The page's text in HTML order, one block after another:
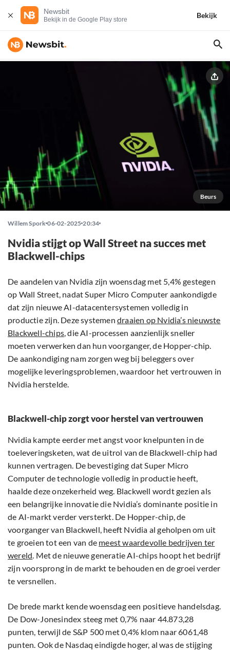
Newsbit
Bekijk in de Google Play store
Bekijk
Beurs
Willem Spork 06-02-2025 20:34
Nvidia stijgt op Wall Street na succes met
Blackwell-chips
De aandelen van Nvidia zijn woensdag met 5,4% gestegen
op Wall Street, nadat Super Micro Computer aankondigde
dat zijn nieuwe AI-datacentersystemen volledig in
productie zijn. Deze systemen draaien op Nvidia’s nieuwste
Blackwell-chips, die AI-processen aanzienlijk sneller
moeten verwerken dan hun voorganger, de Hopper-chip.
De aankondiging nam zorgen weg bij beleggers over
mogelijke leveringsproblemen, waardoor het vertrouwen in
Nvidia herstelde.
Blackwell-chip zorgt voor herstel van vertrouwen
Nvidia kampte eerder met angst voor knelpunten in de
toeleveringsketen, wat de uitrol van de Blackwell-chip had
kunnen vertragen. De bevestiging dat Super Micro
Computer de technologie volledig in productie heeft,
haalde deze onzekerheid weg. Blackwell wordt gezien als
een belangrijke innovatie die Nvidia’s dominante positie in
de AI-markt verder versterkt. De Hopper-chip, de
voorganger van Blackwell, heeft Nvidia al geholpen om uit
te groeien tot een van de meest waardevolle bedrijven ter
wereld. Met de nieuwe generatie AI-chips hoopt het bedrijf
zijn voorsprong in de markt te behouden en de groei verder
te versnellen.
De brede markt kende woensdag een positieve handelsdag.
De Dow-Jonesindex steeg met 0,7% naar 44.873,28
punten, terwijl de S&P 500 met 0,4% klom naar 6061,48
punten. Ook de Nasdaq eindigde hoger, al was de stijging